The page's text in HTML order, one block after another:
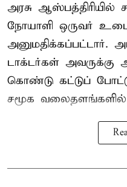
அரசு ஆஸ்பத்திரியில்
நோயாளி ஒருவர்
அனுமதிக்கப்பட்டார்.
டாக்டர்கள் அவருக்கு
கொண்டு கட்டுப்
சமூக வலைதளங்களில்